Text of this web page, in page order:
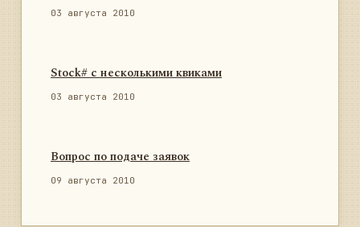
03 августа 2010
Stock# с несколькими квиками
03 августа 2010
Вопрос по подаче заявок
09 августа 2010